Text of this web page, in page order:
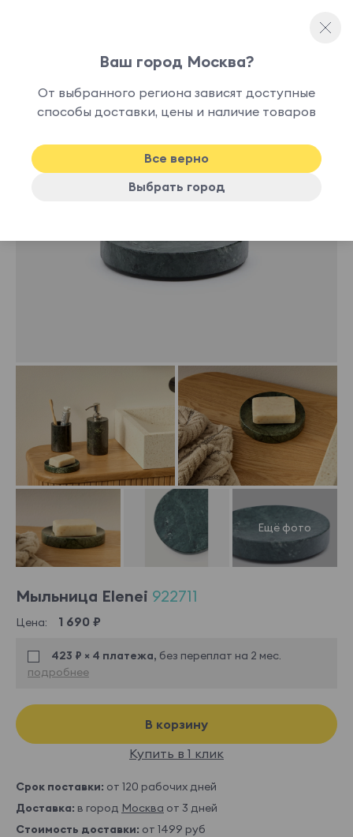
Мыльница Elenei 922711
Цена: 1 690 ₽
423 ₽ × 4 платежа, без переплат на 2 мес.
подробнее
В корзину
Купить в 1 клик
Срок поставки: от 120 рабочих дней
Доставка: в город Москва от 3 дней
Стоимость доставки: от 1499 руб
Ваш город Москва?
От выбранного региона зависят доступные
способы доставки, цены и наличие товаров
Все верно
Выбрать город